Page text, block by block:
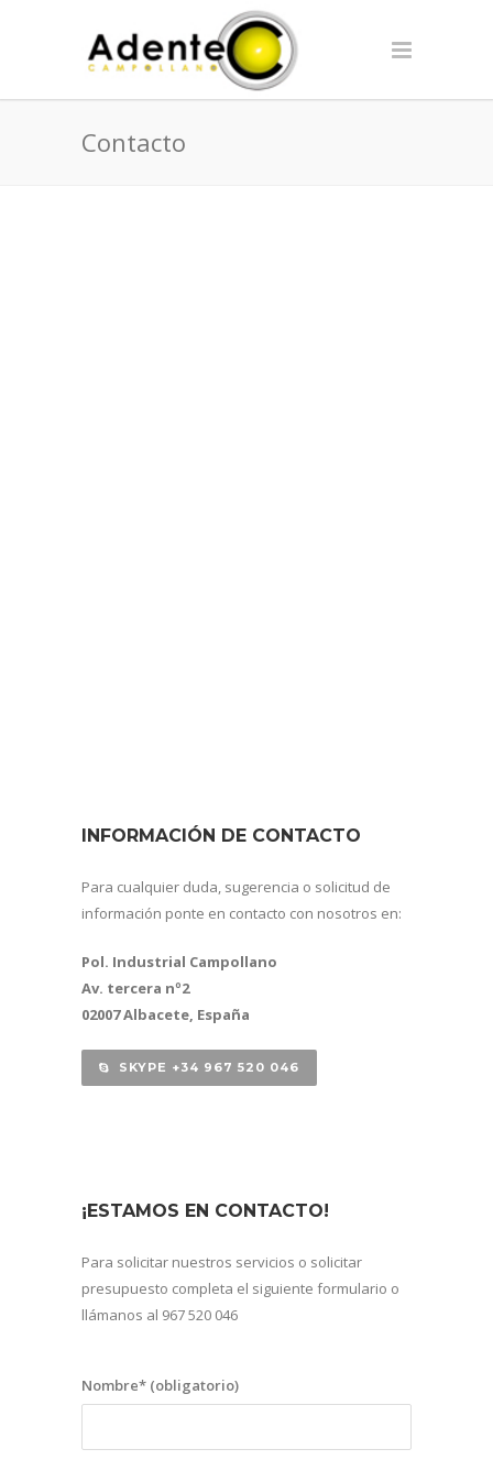
Contacto
INFORMACIÓN DE CONTACTO
Para cualquier duda, sugerencia o solicitud de
información ponte en contacto con nosotros en:
Pol. Industrial Campollano
Av. tercera nº2
02007 Albacete, España
SKYPE +34 967 520 046
¡ESTAMOS EN CONTACTO!
Para solicitar nuestros servicios o solicitar
presupuesto completa el siguiente formulario o
llámanos al 967 520 046
Nombre* (obligatorio)